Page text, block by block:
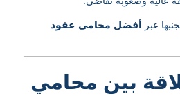
عبر أفضل محامي عقود
بين محامي